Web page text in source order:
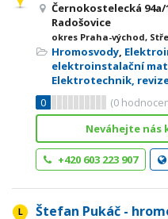
Černokostelecká 94a/
Radošovice
okres Praha-východ,
Hromosvody,
elektroinstalační
Elektrotechnik,
0
(0
Neváhejte
+420 603 223 907
Štefan Pukáč -